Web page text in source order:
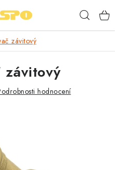
závitový
závitový
hodnocení